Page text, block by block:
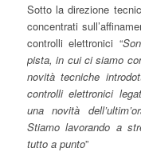
Sotto la direzione
concentrati
controlli elettronici “
pista, in cui ci siamo
novità tecniche
controlli elettronici
una novità
Stiamo lavorando a
tutto a punto”